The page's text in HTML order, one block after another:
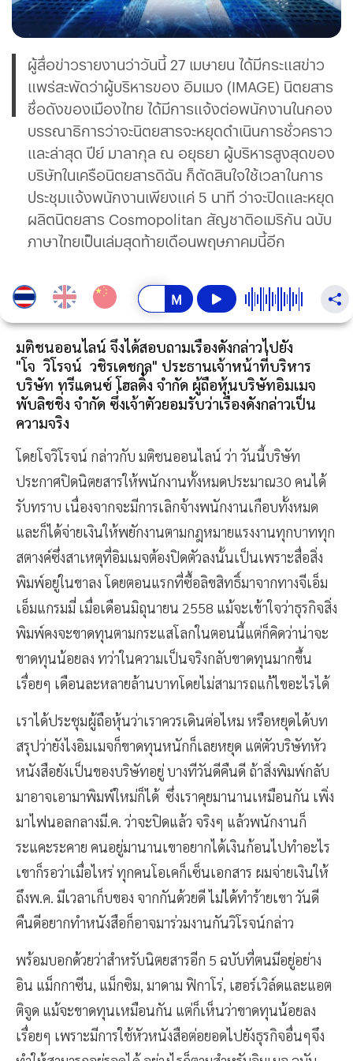
ผู้สื่อข่าวรายงานว่าวันนี้ 27 เมษายน ได้มีกระแสข่าว
แพร่สะพัดว่าผู้บริหารของ อิมเมจ (IMAGE) นิตยสาร
ชื่อดังของเมืองไทย ได้มีการแจ้งต่อพนักงานในกอง
บรรณาธิการว่าจะนิตยสารจะหยุดดำเนินการชั่วคราว
และล่าสุด ปีย์ มาลากุล ณ อยุธยา ผู้บริหารสูงสุดของ
บริษัทในเครือนิตยสารดิฉัน ก็ตัดสินใจใช้เวลาในการ
ประชุมแจ้งพนักงานเพียงแค่ 5 นาที ว่าจะปิดและหยุด
ผลิตนิตยสาร Cosmopolitan สัญชาติอเมริกัน ฉบับ
ภาษาไทยเป็นเล่มสุดท้ายเดือนพฤษภาคมนี้อีก
มติชนออนไลน์ จึงได้สอบถามเรื่องดังกล่าวไปยัง
"โจ วิโรจน์ วชิรเดชกุล" ประธานเจ้าหน้าที่บริหาร
บริษัท ทรีแดนซ์ โฮลดิ้ง จำกัด ผู้ถือหุ้นบริษัทอิมเมจ
พับลิชชิ่ง จำกัด ซึ่งเจ้าตัวยอมรับว่าเรื่องดังกล่าวเป็น
ความจริง
โดยโจวิโรจน์ กล่าวกับ มติชนออนไลน์ ว่า วันนี้บริษัท
ประกาศปิดนิตยสารให้พนักงานทั้งหมดประมาณ30 คนได้
รับทราบ เนื่องจากจะมีการเลิกจ้างพนักงานเกือบทั้งหมด
และก็ได้จ่ายเงินให้พยักงานตามกฎหมายแรงงานทุกบาททุก
สตางค์ซึ่งสาเหตุที่อิมเมจต้องปิดตัวลงนั้นเป็นเพราะสื่อสิ่ง
พิมพ์อยู่ในขาลง โดยตอนแรกที่ซื้อลิขสิทธิ์มาจากทางจีเอ็ม
เอ็มแกรมมี่ เมื่อเดือนมิถุนายน 2558 แม้จะเข้าใจว่าธุรกิจสิ่ง
พิมพ์คงจะขาดทุนตามกระแสโลกในตอนนี้แต่ก็คิดว่าน่าจะ
ขาดทุนน้อยลง ทว่าในความเป็นจริงกลับขาดทุนมากขึ้น
เรื่อยๆ เดือนละหลายล้านบาทโดยไม่สามารถแก้ไขอะไรได้
เราได้ประชุมผู้ถือหุ้นว่าเราควรเดินต่อไหม หรือหยุดได้บท
สรุปว่ายังไงอิมเมจก็ขาดทุนหนักก็เลยหยุด แต่ตัวบริษัทหัว
หนังสือยังเป็นของบริษัทอยู่ บางทีวันดีคืนดี ถ้าสิ่งพิมพ์กลับ
มาอาจเอามาพิมพ์ใหม่ก็ได้ ซึ่งเราคุยมานานเหมือนกัน เพิ่ง
มาไฟนอลกลางมี.ค. ว่าจะปิดแล้ว จริงๆ แล้วพนักงานก็
ระแคะระคาย คนอยู่มานานเขาอยากได้เงินก้อนไปทำอะไร
เขาก็รอว่าเมื่อไหร่ ทุกคนโอเคก็เซ็นเอกสาร ผมจ่ายเงินให้
ถึงพ.ค. มีเวลาเก็บของ จากกันด้วยดี ไม่ได้ทำร้ายเขา วันดี
คืนดีอยากทำหนังสือก็อาจมาร่วมงานกันวิโรจน์กล่าว
พร้อมบอกด้วยว่าสำหรับนิตยสารอีก 5 ฉบับที่ตนมีอยู่อย่าง
อิน แม็กกาซีน, แม็กซิม, มาดาม ฟิกาโร่, เฮอร์เวิล์ดและแอต
ติจูด แม้จะขาดทุนเหมือนกัน แต่ก็เห็นว่าขาดทุนน้อยลง
เรื่อยๆ เพราะมีการใช้หัวหนังสือต่อยอดไปยังธุรกิจอื่นๆจึง